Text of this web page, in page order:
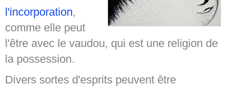
l'incorporation,
comme elle peut
l'être avec le vaudou, qui est une religion de
la possession.
Divers sortes d'esprits peuvent être